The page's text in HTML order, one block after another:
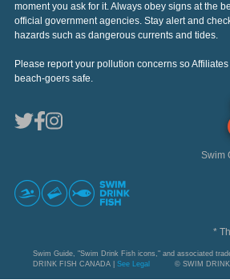
moment you ask for it. Always obey signs at the
official government agencies. Stay alert and
hazards such as dangerous currents and tides.
Please report your pollution concerns so
beach-goers safe.
Swim
*
Swim Guide, "Swim Drink Fish icons," and associated
DRINK FISH CANADA | See Legal © SWIM DRINK